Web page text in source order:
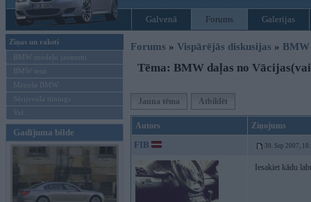
Galvenā Forums Galerijas
Ziņas un raksti
BMW modeļu jaunumi
BMW testi
Mēneša BMW
Sērijveida tūnings
Vel...
Gadījuma bilde
Forums » Vispārējās diskusijas » BMW
Tēma: BMW daļas no
Jauna tēma Atbildēt
Autors Ziņojums
FIB 30. Sep 2007,
Iesakiet kādu